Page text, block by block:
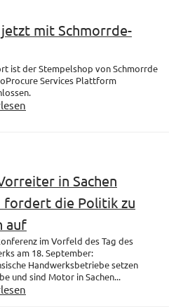
mit Schmorrde-
ist der Stempelshop von Schmorrde
Services Plattform
in Sachen
fordert die Politik zu
auf
im Vorfeld des Tag des
am 18. September:
Handwerksbetriebe setzen
und sind Motor in Sachen...